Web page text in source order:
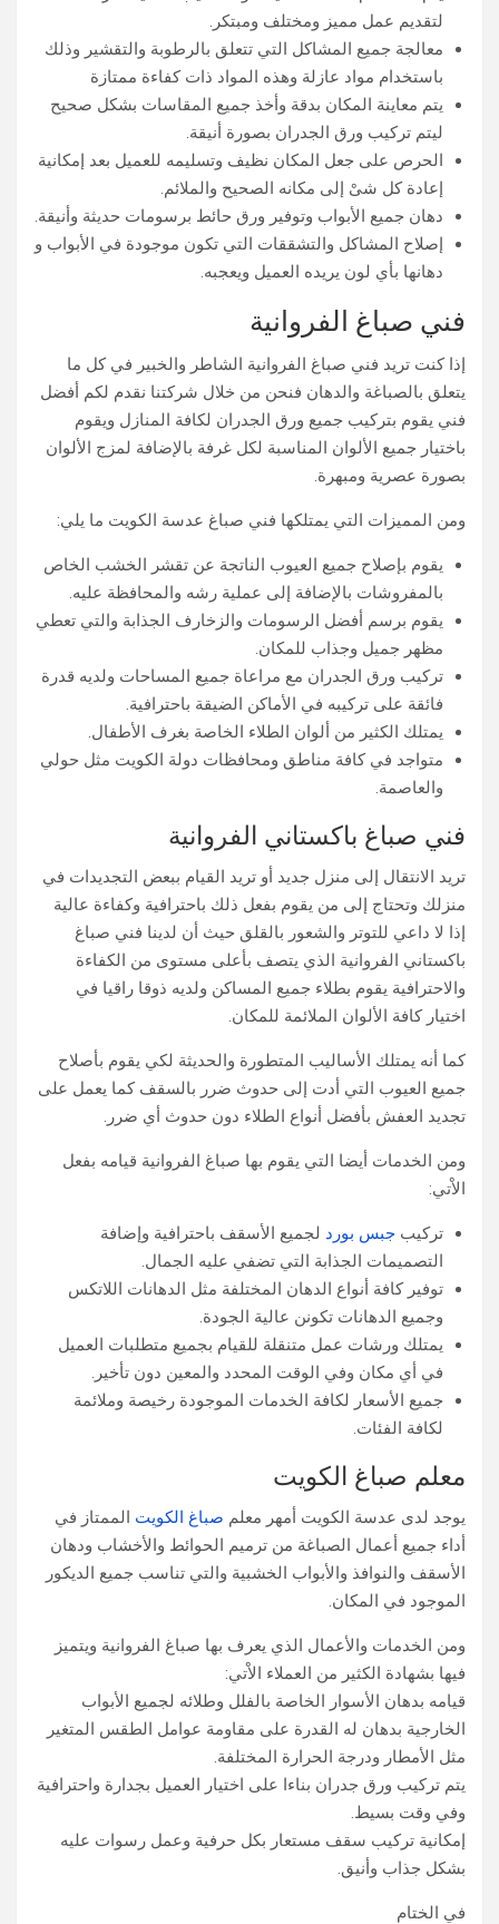
لتقديم عمل مميز ومختلف ومبتكر.
معالجة جميع المشاكل التي تتعلق بالرطوبة والتقشير وذلك
باستخدام مواد عازلة وهذه المواد ذات كفاءة ممتازة
يتم معاينة المكان بدقة وأخذ جميع المقاسات بشكل صحيح
ليتم تركيب ورق الجدران بصورة أنيقة.
الحرص على جعل المكان نظيف وتسليمه للعميل بعد إمكانية
إعادة كل شىْ إلى مكانه الصحيح والملائم.
دهان جميع الأبواب وتوفير ورق حائط برسومات حديثة وأنيقة.
إصلاح المشاكل والتشققات التي تكون موجودة في الأبواب و
دهانها بأي لون يريده العميل ويعجبه.
فني صباغ الفروانية
إذا كنت تريد فني صباغ الفروانية الشاطر والخبير في كل ما
يتعلق بالصباغة والدهان فنحن من خلال شركتنا نقدم لكم أفضل
فني يقوم بتركيب جميع ورق الجدران لكافة المنازل ويقوم
باختيار جميع الألوان المناسبة لكل غرفة بالإضافة لمزج الألوان
بصورة عصرية ومبهرة.
ومن المميزات التي يمتلكها فني صباغ عدسة الكويت ما يلي:
يقوم بإصلاح جميع العيوب الناتجة عن تقشر الخشب الخاص
بالمفروشات بالإضافة إلى عملية رشه والمحافظة عليه.
يقوم برسم أفضل الرسومات والزخارف الجذابة والتي تعطي
مظهر جميل وجذاب للمكان.
تركيب ورق الجدران مع مراعاة جميع المساحات ولديه قدرة
فائقة على تركيبه في الأماكن الضيقة باحترافية.
يمتلك الكثير من ألوان الطلاء الخاصة بغرف الأطفال.
متواجد في كافة مناطق ومحافظات دولة الكويت مثل حولي
والعاصمة.
فني صباغ باكستاني الفروانية
تريد الانتقال إلى منزل جديد أو تريد القيام ببعض التجديدات في
منزلك وتحتاج إلى من يقوم بفعل ذلك باحترافية وكفاءة عالية
إذا لا داعي للتوتر والشعور بالقلق حيث أن لدينا فني صباغ
باكستاني الفروانية الذي يتصف بأعلى مستوى من الكفاءة
والاحترافية يقوم بطلاء جميع المساكن ولديه ذوقا راقيا في
اختيار كافة الألوان الملائمة للمكان.
كما أنه يمتلك الأساليب المتطورة والحديثة لكي يقوم بأصلاح
جميع العيوب التي أدت إلى حدوث ضرر بالسقف كما يعمل على
تجديد العفش بأفضل أنواع الطلاء دون حدوث أي ضرر.
ومن الخدمات أيضا التي يقوم بها صباغ الفروانية قيامه بفعل
الاْتي:
تركيب جبس بورد لجميع الأسقف باحترافية وإضافة
التصميمات الجذابة التي تضفي عليه الجمال.
توفير كافة أنواع الدهان المختلفة مثل الدهانات اللاتكس
وجميع الدهانات تكونن عالية الجودة.
يمتلك ورشات عمل متنقلة للقيام بجميع متطلبات العميل
في أي مكان وفي الوقت المحدد والمعين دون تأخير.
جميع الأسعار لكافة الخدمات الموجودة رخيصة وملائمة
لكافة الفئات.
معلم صباغ الكويت
يوجد لدى عدسة الكويت أمهر معلم صباغ الكويت الممتاز في
أداء جميع أعمال الصباغة من ترميم الحوائط والأخشاب ودهان
الأسقف والنوافذ والأبواب الخشبية والتي تناسب جميع الديكور
الموجود في المكان.
ومن الخدمات والأعمال الذي يعرف بها صباغ الفروانية ويتميز
فيها بشهادة الكثير من العملاء الاْتي:
قيامه بدهان الأسوار الخاصة بالفلل وطلائه لجميع الأبواب
الخارجية بدهان له القدرة على مقاومة عوامل الطقس المتغير
مثل الأمطار ودرجة الحرارة المختلفة.
يتم تركيب ورق جدران بناءا على اختيار العميل بجدارة واحترافية
وفي وقت بسيط.
إمكانية تركيب سقف مستعار بكل حرفية وعمل رسوات عليه
بشكل جذاب وأنيق.
في الختام